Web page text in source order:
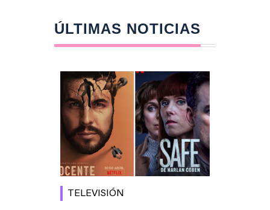
ÚLTIMAS NOTICIAS
TELEVISIÓN